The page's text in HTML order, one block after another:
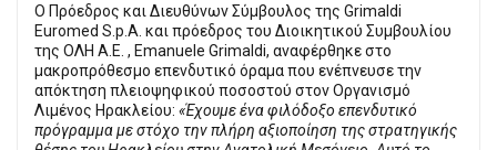
Ο Πρόεδρος και Διευθύνων Σύμβουλος της Grimaldi
Euromed S.p.A. και πρόεδρος του Διοικητικού Συμβουλίου
της ΟΛΗ Α.Ε. , Emanuele Grimaldi, αναφέρθηκε στο
μακροπρόθεσμο επενδυτικό όραμα που ενέπνευσε την
απόκτηση πλειοψηφικού ποσοστού στον Οργανισμό
Λιμένος Ηρακλείου: «Έχουμε ένα φιλόδοξο επενδυτικό
πρόγραμμα με στόχο την πλήρη αξιοποίηση της στρατηγικής